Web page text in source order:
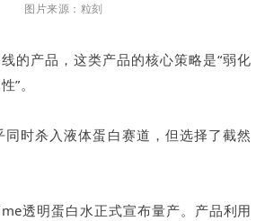
图片来源：粒刻
的产品，这类产品的核心策略是“弱化
”。
时杀入液体蛋白赛道，但选择了截然
透明蛋白水正式宣布量产。产品利用